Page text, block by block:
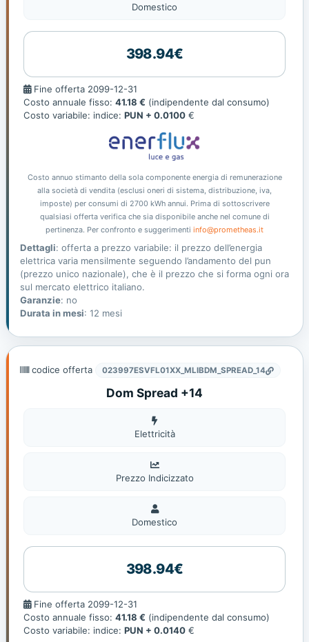
Domestico
398.94€
Fine
offerta
Fine offerta 2099-12-31
Costo annuale fisso: 41.18 € (indipendente dal consumo)
Costo variabile: indice: PUN + 0.0100 €
Costo annuo stimanto della sola componente energia di remunerazione
alla società di vendita (esclusi oneri di sistema, distribuzione, iva,
imposte) per consumi di 2700 kWh annui. Prima di sottoscrivere
qualsiasi offerta verifica che sia disponibile anche nel comune di
pertinenza. Per confronto e suggerimenti info@prometheas.it
Dettagli: offerta a prezzo variabile: il prezzo dell’energia
elettrica varia mensilmente seguendo l’andamento del pun
(prezzo unico nazionale), che è il prezzo che si forma ogni ora
sul mercato elettrico italiano.
Garanzie: no
Durata in mesi: 12 mesi
codice offerta 023997ESVFL01XX_MLIBDM_SPREAD_14
Dom Spread +14
Elettricità
Elettricità
Prezzo Indicizzato
Domestico
Domestico
398.94€
Fine
offerta
Fine offerta 2099-12-31
Costo annuale fisso: 41.18 € (indipendente dal consumo)
Costo variabile: indice: PUN + 0.0140 €